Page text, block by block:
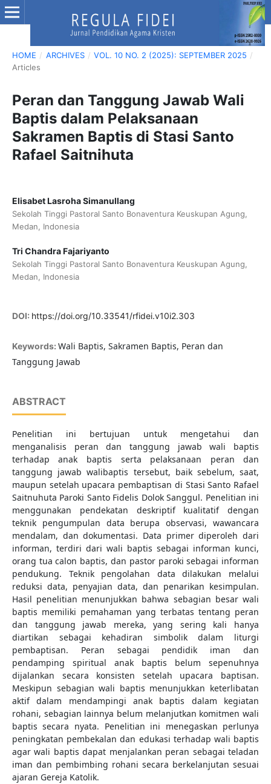
HOME / ARCHIVES / VOL. 10 NO. 2 (2025): SEPTEMBER 2025 /
Articles
Peran dan Tanggung Jawab Wali
Baptis dalam Pelaksanaan
Sakramen Baptis di Stasi Santo
Rafael Saitnihuta
Elisabet Lasroha Simanullang
Sekolah Tinggi Pastoral Santo Bonaventura Keuskupan Agung,
Medan, Indonesia
Tri Chandra Fajariyanto
Sekolah Tinggi Pastoral Santo Bonaventura Keuskupan Agung,
Medan, Indonesia
DOI: https://doi.org/10.33541/rfidei.v10i2.303
Keywords: Wali Baptis, Sakramen Baptis, Peran dan
Tanggung Jawab
ABSTRACT
Penelitian ini bertujuan untuk mengetahui dan
menganalisis peran dan tanggung jawab wali baptis
terhadap anak baptis serta pelaksanaan peran dan
tanggung jawab walibaptis tersebut, baik sebelum, saat,
maupun setelah upacara pembaptisan di Stasi Santo Rafael
Saitnuhuta Paroki Santo Fidelis Dolok Sanggul. Penelitian ini
menggunakan pendekatan deskriptif kualitatif dengan
teknik pengumpulan data berupa observasi, wawancara
mendalam, dan dokumentasi. Data primer diperoleh dari
informan, terdiri dari wali baptis sebagai informan kunci,
orang tua calon baptis, dan pastor paroki sebagai informan
pendukung. Teknik pengolahan data dilakukan melalui
reduksi data, penyajian data, dan penarikan kesimpulan.
Hasil penelitian menunjukkan bahwa sebagian besar wali
baptis memiliki pemahaman yang terbatas tentang peran
dan tanggung jawab mereka, yang sering kali hanya
diartikan sebagai kehadiran simbolik dalam liturgi
pembaptisan. Peran sebagai pendidik iman dan
pendamping spiritual anak baptis belum sepenuhnya
dijalankan secara konsisten setelah upacara baptisan.
Meskipun sebagian wali baptis menunjukkan keterlibatan
aktif dalam mendampingi anak baptis dalam kegiatan
rohani, sebagian lainnya belum melanjutkan komitmen wali
baptis secara nyata. Penelitian ini menegaskan perlunya
peningkatan pembekalan dan edukasi terhadap wali baptis
agar wali baptis dapat menjalankan peran sebagai teladan
iman dan pembimbing rohani secara berkelanjutan sesuai
ajaran Gereja Katolik.